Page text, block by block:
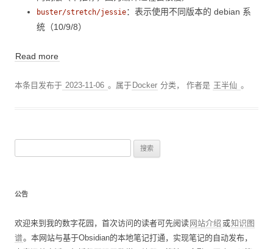
buster/stretch/jessie：表示使用不同版本的 debian 系
统（10/9/8）
Read more
本条目发布于 2023-11-06 。属于 Docker 分类，作者是 王半仙 。
公告
欢迎来到我的数字花园，首次访问的读者可先阅读 网站介绍 或知识图
谱。本网站与基于Obsidian的本地笔记打通，实现笔记的自动发布，